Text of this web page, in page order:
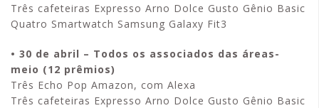
Três cafeteiras Expresso Arno Dolce Gusto Gênio Basic
Quatro Smartwatch Samsung Galaxy Fit3
• 30 de abril – Todos os associados das áreas-
meio (12 prêmios)
Três Echo Pop Amazon, com Alexa
Três cafeteiras Expresso Arno Dolce Gusto Gênio Basic